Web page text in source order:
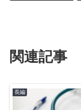
関連記事
長編